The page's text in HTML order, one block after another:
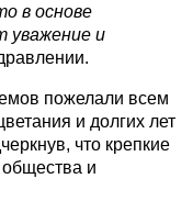
в основе
уважение и
пожелали всем
и долгих лет
что крепкие
и